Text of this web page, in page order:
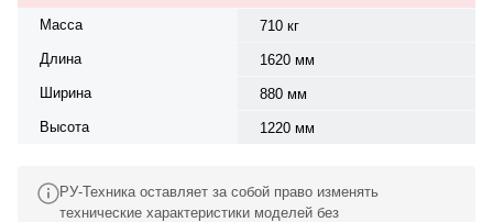
Масса
710 кг
Длина
1620 мм
Ширина
880 мм
Высота
1220 мм
РУ-Техника оставляет за собой право изменять
технические характеристики моделей без